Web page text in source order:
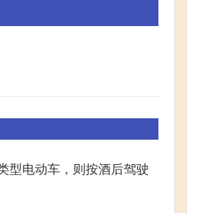
型电动车，则按酒后驾驶